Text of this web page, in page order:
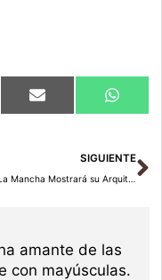
Compartir
en
Email
en
SIGUIENTE
Castilla-La Mancha Mostrará su Arquitectura Contemporánea en el Congreso Mundial UIA 2026
amante de las
con mayúsculas.